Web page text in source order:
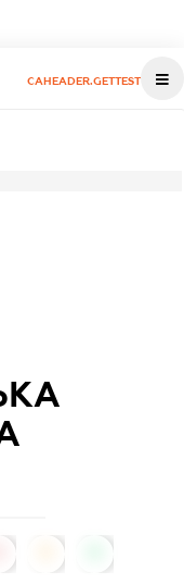
CAHEADER.GETTEST